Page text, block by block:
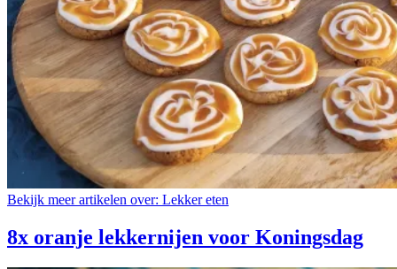
Bekijk meer artikelen over: Lekker eten
8x oranje lekkernijen voor Koningsdag